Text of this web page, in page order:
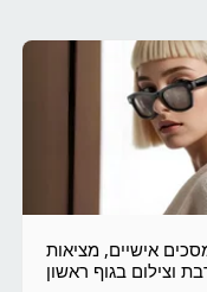
אישיים, מציאות
וצילום בגוף ראשון